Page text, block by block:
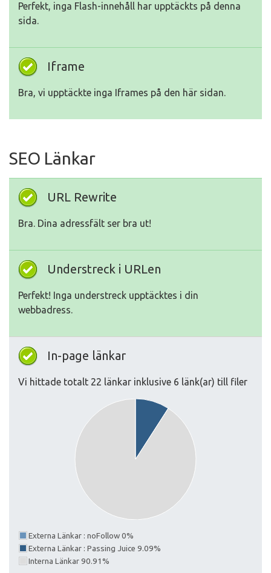
Perfekt, inga Flash-innehåll har upptäckts på denna
sida.
Iframe
Bra, vi upptäckte inga Iframes på den här sidan.
SEO Länkar
URL Rewrite
Bra. Dina adressfält ser bra ut!
Understreck i URLen
Perfekt! Inga understreck upptäcktes i din
webbadress.
In-page länkar
Vi hittade totalt 22 länkar inklusive 6 länk(ar) till filer
Externa Länkar : noFollow 0%
Externa Länkar : Passing Juice 9.09%
Interna Länkar 90.91%